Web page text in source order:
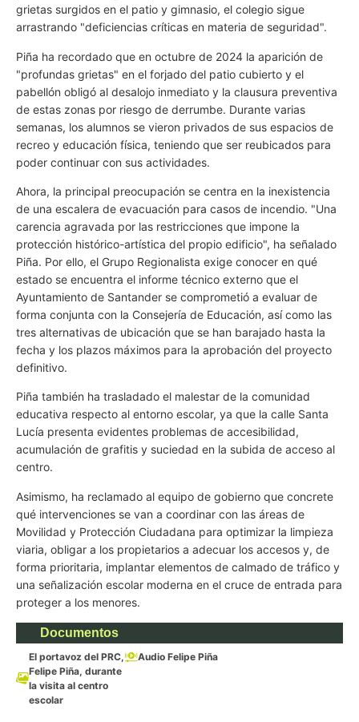
grietas surgidos en el patio y gimnasio, el colegio sigue
arrastrando "deficiencias críticas en materia de seguridad".
Piña ha recordado que en octubre de 2024 la aparición de
"profundas grietas" en el forjado del patio cubierto y el
pabellón obligó al desalojo inmediato y la clausura preventiva
de estas zonas por riesgo de derrumbe. Durante varias
semanas, los alumnos se vieron privados de sus espacios de
recreo y educación física, teniendo que ser reubicados para
poder continuar con sus actividades.
Ahora, la principal preocupación se centra en la inexistencia
de una escalera de evacuación para casos de incendio. "Una
carencia agravada por las restricciones que impone la
protección histórico-artística del propio edificio", ha señalado
Piña. Por ello, el Grupo Regionalista exige conocer en qué
estado se encuentra el informe técnico externo que el
Ayuntamiento de Santander se comprometió a evaluar de
forma conjunta con la Consejería de Educación, así como las
tres alternativas de ubicación que se han barajado hasta la
fecha y los plazos máximos para la aprobación del proyecto
definitivo.
Piña también ha trasladado el malestar de la comunidad
educativa respecto al entorno escolar, ya que la calle Santa
Lucía presenta evidentes problemas de accesibilidad,
acumulación de grafitis y suciedad en la subida de acceso al
centro.
Asimismo, ha reclamado al equipo de gobierno que concrete
qué intervenciones se van a coordinar con las áreas de
Movilidad y Protección Ciudadana para optimizar la limpieza
viaria, obligar a los propietarios a adecuar los accesos y, de
forma prioritaria, implantar elementos de calmado de tráfico y
una señalización escolar moderna en el cruce de entrada para
proteger a los menores.
Documentos
El portavoz del PRC,
Felipe Piña, durante
la visita al centro
escolar
Audio Felipe Piña